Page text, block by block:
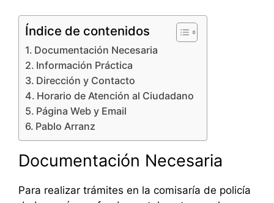
Índice de contenidos
Documentación Necesaria
Información Práctica
Dirección y Contacto
Horario de Atención al Ciudadano
Página Web y Email
Pablo Arranz
Documentación Necesaria
Para realizar trámites en la comisaría de policía